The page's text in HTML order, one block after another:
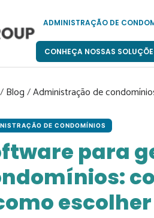
ADMINISTRAÇÃO DE
CONHEÇA NOSSAS
/Blog/Administração de
DE CONDOMÍNIOS
para